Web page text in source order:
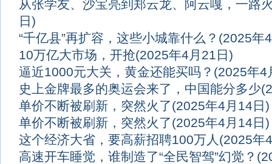
从张学友、沙宝亮到郑云龙、阿云嘎，一路
日)
“千亿县”再扩容，这些小城靠什么？ (2025年
10万亿大市场，开抢(2025年4月21日)
逼近1000元大关，黄金还能买吗？ (2025年4
史上金牌最多的奥运会来了，中国能分多少
单价不断被刷新，突然火了(2025年4月14日)
单价不断被刷新，突然火了(2025年4月14日)
这个经济大省，要高薪招聘100万人 (2025年
高速开车睡觉，谁制造了“全民智驾”幻觉？